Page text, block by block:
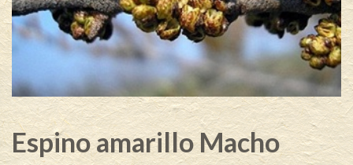
Espino amarillo Macho